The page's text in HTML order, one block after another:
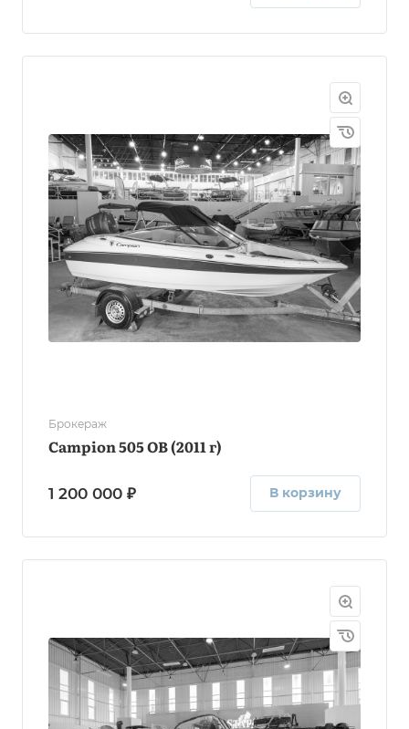
Брокераж
Campion 505 OB (2011 г)
1 200 000 ₽ В корзину